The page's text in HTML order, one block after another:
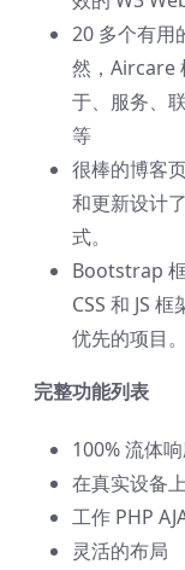
20 多个有用
然，Aircare
于、服务、
等
很棒的博客
和更新设计
式。
Bootstrap
CSS 和 JS
优先的项目。
完整功能列表
100% 流体
在真实设备
工作 PHP
灵活的布局